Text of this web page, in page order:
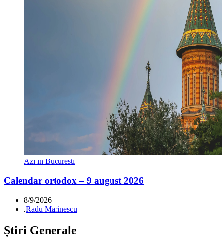
Azi in Bucuresti
Calendar ortodox – 9 august 2026
8/9/2026
.Radu Marinescu
Știri Generale